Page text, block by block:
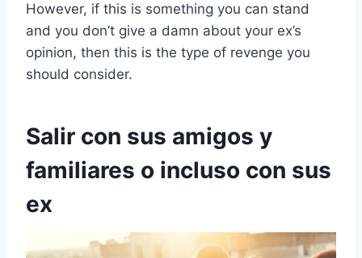
However, if this is something you can stand
and you don’t give a damn about your ex’s
opinion, then this is the type of revenge you
should consider.
Salir con sus amigos y
familiares o incluso con sus
ex